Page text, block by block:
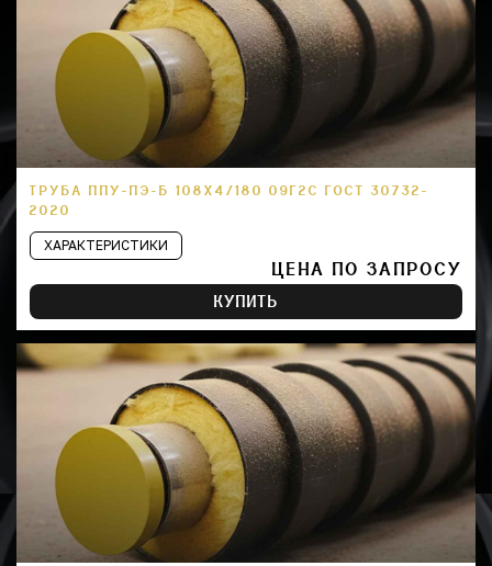
ТРУБА ППУ-ПЭ-Б 108Х4/180 09Г2С ГОСТ 30732-
2020
ХАРАКТЕРИСТИКИ
ЦЕНА ПО ЗАПРОСУ
КУПИТЬ